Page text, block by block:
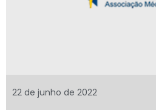
22 de junho de 2022